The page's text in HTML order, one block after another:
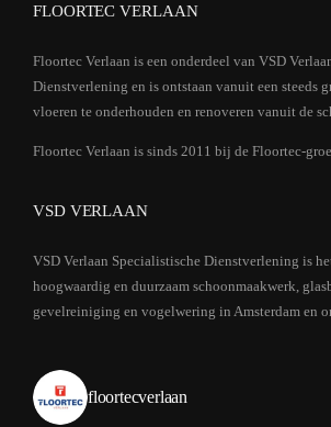
FLOORTEC VERLAAN
Floortec Verlaan is een onderdeel van VSD
Dienstverlening en is ontstaan vanuit een steeds
vloeren te onderhouden en renoveren vanuit de
Floortec Verlaan is sinds 2011 bij de Floortec-
VSD VERLAAN
VSD Verlaan Specialistische Dienstverlening is
hoogwaardig en duurzaam schoonmaakwerk,
gevelreiniging en vogelwering in Amsterdam en
floortecverlaan